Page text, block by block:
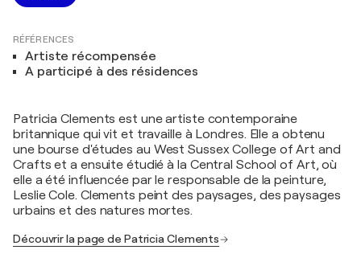
RÉFÉRENCES
Artiste récompensée
A participé à des résidences
Patricia Clements est une artiste contemporaine
britannique qui vit et travaille à Londres. Elle a obtenu
une bourse d'études au West Sussex College of Art and
Crafts et a ensuite étudié à la Central School of Art, où
elle a été influencée par le responsable de la peinture,
Leslie Cole. Clements peint des paysages, des paysages
urbains et des natures mortes.
Découvrir la page de Patricia Clements